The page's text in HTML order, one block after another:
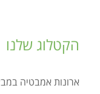
הקטלוג שלנו
ארונות אמבטיה